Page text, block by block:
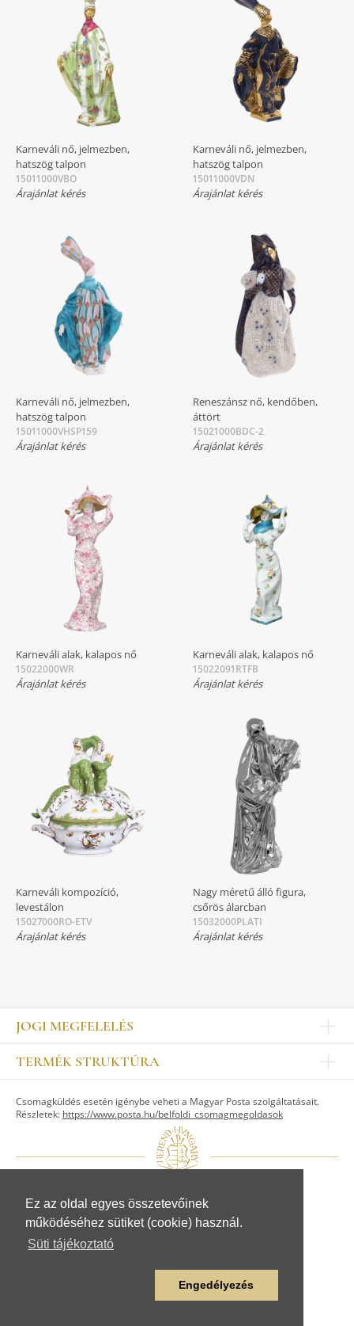
Ez az oldal egyes összetevőinek
működéséhez sütiket (cookie) használ.
Süti tájékoztató
Engedélyezés
Karneváli nő, jelmezben,
hatszög talpon
15011000VBO
Árajánlat kérés
Karneváli nő, jelmezben,
hatszög talpon
15011000VDN
Árajánlat kérés
Karneváli nő, jelmezben,
hatszög talpon
15011000VHSP159
Árajánlat kérés
Reneszánsz nő, kendőben,
áttört
15021000BDC-2
Árajánlat kérés
Karneváli alak, kalapos nő
15022000WR
Árajánlat kérés
Karneváli alak, kalapos nő
15022091RTFB
Árajánlat kérés
Karneváli kompozíció,
levestálon
15027000RO-ETV
Árajánlat kérés
Nagy méretű álló figura,
csőrös álarcban
15032000PLATI
Árajánlat kérés
JOGI MEGFELELÉS
Impresszum
Kapcsolat
Jogi nyilatkozat
Üzletszabályzat
Adattovábbítási nyilatkozat
TERMÉK STRUKTÚRA
ASZTALKULTÚRA
Kannák, cukortartók
Szervíz kiegészítők
FIGURÁK
Csomagküldés esetén igénybe veheti a Magyar Posta szolgáltatásait.
Részletek: https://www.posta.hu/belfoldi_csomagmegoldasok
© Herendi Porcelánmanufaktúra Zrt.
www.herend.com